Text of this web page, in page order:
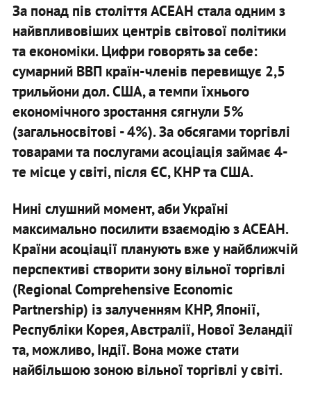
За понад пів століття АСЕАН стала одним з
найвпливовіших центрів світової політики
та економіки. Цифри говорять за себе:
сумарний ВВП країн-членів перевищує 2,5
трильйони дол. США, а темпи їхнього
економічного зростання сягнули 5%
(загальносвітові - 4%). За обсягами торгівлі
товарами та послугами асоціація займає 4-
те місце у світі, після ЄС, КНР та США.
Нині слушний момент, аби Україні
максимально посилити взаємодію з АСЕАН.
Країни асоціації планують вже у найближчій
перспективі створити зону вільної торгівлі
(Regional Comprehensive Economic
Partnership) із залученням КНР, Японії,
Республіки Корея, Австралії, Нової Зеландії
та, можливо, Індії. Вона може стати
найбільшою зоною вільної торгівлі у світі.